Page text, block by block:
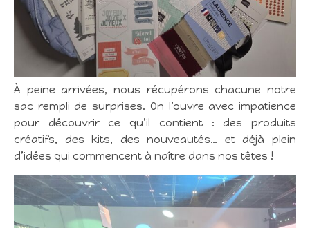
À peine arrivées, nous récupérons chacune notre
sac rempli de surprises. On l’ouvre avec impatience
pour découvrir ce qu’il contient : des produits
créatifs, des kits, des nouveautés… et déjà plein
d’idées qui commencent à naître dans nos têtes !